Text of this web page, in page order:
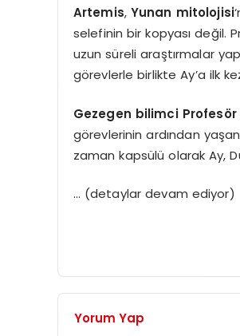
Artemis, Yunan mitolojisi
selefinin bir kopyası değil.
uzun süreli araştırmalar
görevlerle birlikte Ay’a ilk
Gezegen bilimci
görevlerinin ardından
zaman kapsülü olarak Ay,
… (detaylar devam ediyor)
Yorum Yap